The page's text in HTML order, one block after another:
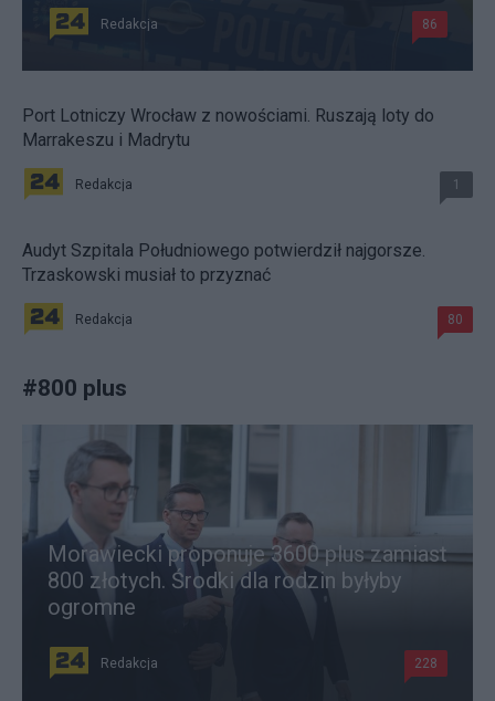
Redakcja 86
Port Lotniczy Wrocław z nowościami. Ruszają loty do
Marrakeszu i Madrytu
Redakcja 1
Audyt Szpitala Południowego potwierdził najgorsze.
Trzaskowski musiał to przyznać
Redakcja 80
#800 plus
Morawiecki proponuje 3600 plus zamiast
800 złotych. Środki dla rodzin byłyby
ogromne
Redakcja 228